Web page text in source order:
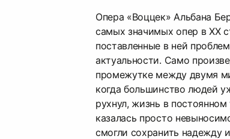
Опера «Воццек» Альбана
самых значимых опер в ХХ
поставленные в ней
актуальности. Само
промежутке между двумя
когда большинство людей
рухнул, жизнь в постоянном
казалась просто
смогли сохранить надежду